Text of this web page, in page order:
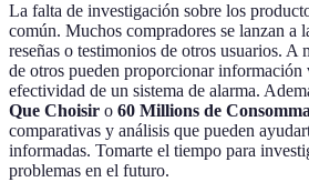
La falta de investigación sobre los
común. Muchos compradores se lanzan a
reseñas o testimonios de otros usuarios. A
de otros pueden proporcionar información
efectividad de un sistema de alarma.
Que Choisir o 60 Millions de
comparativas y análisis que pueden
informadas. Tomarte el tiempo para
problemas en el futuro.